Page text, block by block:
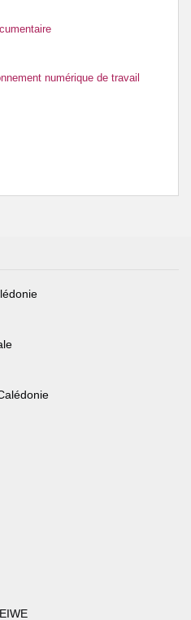
numérique de travail